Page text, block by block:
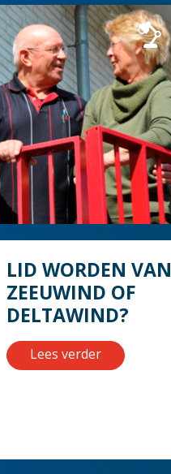
LID WORDEN VAN
ZEEUWIND OF
DELTAWIND?
Lees verder